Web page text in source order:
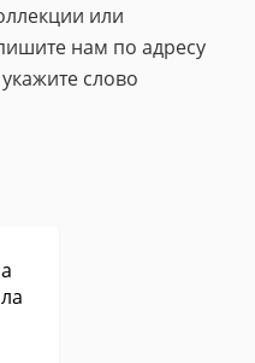
или
нам по адресу
слово